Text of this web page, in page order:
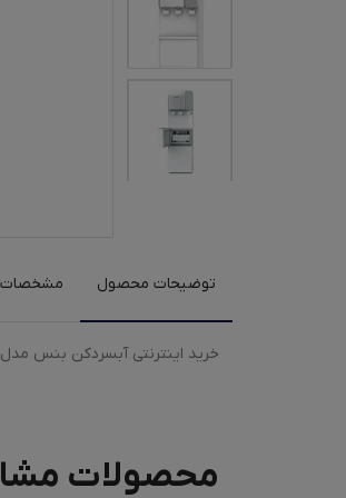
توضیحات محصول
خرید اینترنتی آبسردکن بنس مدل BW-S656 با رنگبندی سفید به همراه مقایسه، بررسی مشخصات و لیست قیمت امروز در فروشگاه اینترنتی دیجی‌فای
محصولات